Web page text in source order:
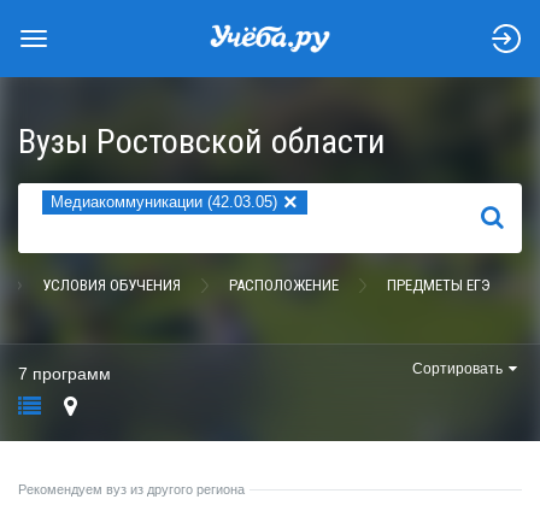
Вузы Ростовской области
Медиакоммуникации (42.03.05) ×
НАЙТИ
УСЛОВИЯ ОБУЧЕНИЯ РАСПОЛОЖЕНИЕ ПРЕДМЕТЫ ЕГЭ
7 программ Сортировать
Рекомендуем вуз из другого региона